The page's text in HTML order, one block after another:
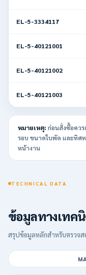
EL-5-3334117
EL-5-40121001
EL-5-40121002
EL-5-40121003
หมายเหตุ: ก่อนสั่งซื้อควร
รอบ ขนาดใบพัด และทิศท
หน้างาน
TECHNICAL DATA
ข้อมูลทางเทค
สรุปข้อมูลหลักสำหรับตรวจส